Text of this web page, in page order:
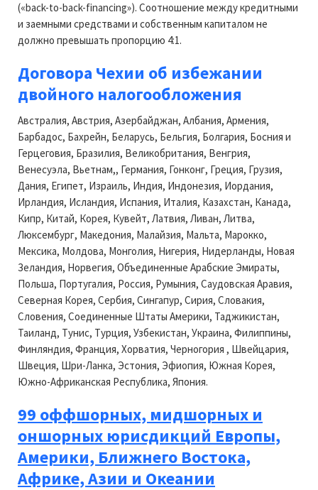
(«back-to-back-financing»). Соотношение между кредитными
и заемными средствами и собственным капиталом не
должно превышать пропорцию 4:1.
Договора Чехии об избежании
двойного налогообложения
Австралия, Австрия, Азербайджан, Албания, Армения,
Барбадос, Бахрейн, Беларусь, Бельгия, Болгария, Босния и
Герцеговия, Бразилия, Великобритания, Венгрия,
Венесуэла, Вьетнам,, Германия, Гонконг, Греция, Грузия,
Дания, Египет, Израиль, Индия, Индонезия, Иордания,
Ирландия, Исландия, Испания, Италия, Казахстан, Канада,
Кипр, Китай, Корея, Кувейт, Латвия, Ливан, Литва,
Люксембург, Македония, Малайзия, Мальта, Марокко,
Мексика, Молдова, Монголия, Нигерия, Нидерланды, Новая
Зеландия, Норвегия, Объединенные Арабские Эмираты,
Польша, Португалия, Россия, Румыния, Саудовская Аравия,
Северная Корея, Сербия, Сингапур, Сирия, Словакия,
Словения, Соединенные Штаты Америки, Таджикистан,
Таиланд, Тунис, Турция, Узбекистан, Украина, Филиппины,
Финляндия, Франция, Хорватия, Черногория , Швейцария,
Швеция, Шри-Ланка, Эстония, Эфиопия, Южная Корея,
Южно-Африканская Республика, Япония.
99 оффшорных, мидшорных и
оншорных юрисдикций Европы,
Америки, Ближнего Востока,
Африке, Азии и Океании